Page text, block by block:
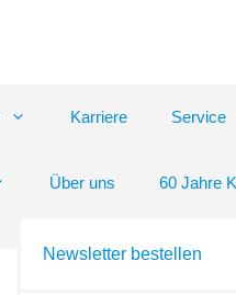
Karriere Service
Über uns 60 Jahre
Newsletter bestellen